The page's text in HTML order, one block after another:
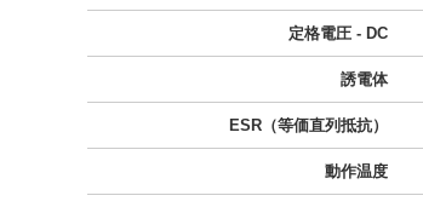
定格電圧 - DC
誘電体
ESR（等価直列抵抗）
動作温度